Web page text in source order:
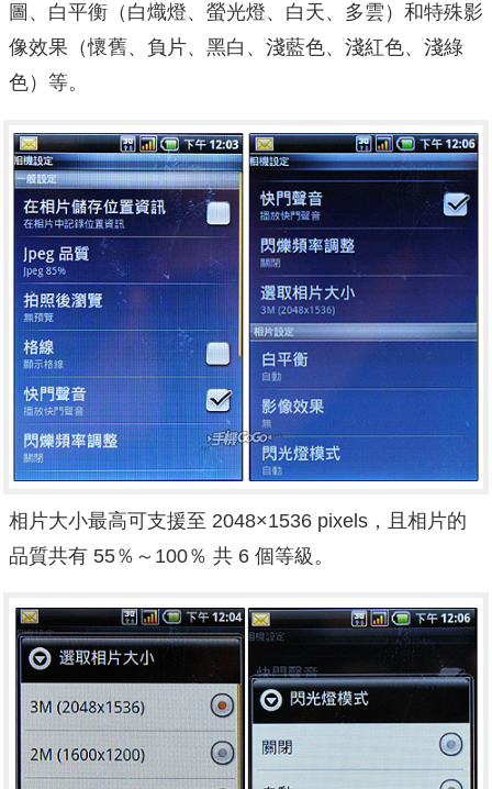
圖、白平衡（白熾燈、螢光燈、白天、多雲）和特殊影
像效果（懷舊、負片、黑白、淺藍色、淺紅色、淺綠
色）等。
相片大小最高可支援至 2048×1536 pixels，且相片的
品質共有 55％～100％ 共 6 個等級。